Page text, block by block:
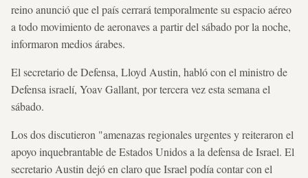
reino anunció que el país cerrará temporalmente su espacio aéreo
a todo movimiento de aeronaves a partir del sábado por la noche,
informaron medios árabes.
El secretario de Defensa, Lloyd Austin, habló con el ministro de
Defensa israelí, Yoav Gallant, por tercera vez esta semana el
sábado.
Los dos discutieron "amenazas regionales urgentes y reiteraron el
apoyo inquebrantable de Estados Unidos a la defensa de Israel. El
secretario Austin dejó en claro que Israel podía contar con el